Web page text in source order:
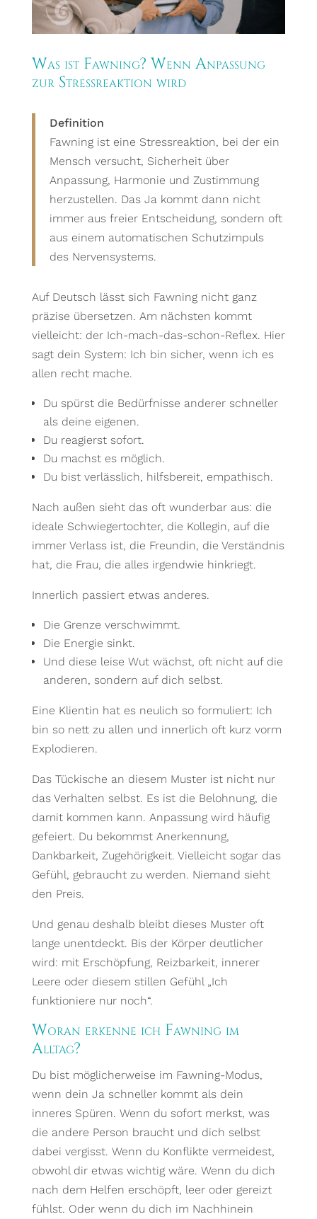
Was ist Fawning? Wenn Anpassung
zur Stressreaktion wird
Definition
Fawning ist eine Stressreaktion, bei der ein
Mensch versucht, Sicherheit über
Anpassung, Harmonie und Zustimmung
herzustellen. Das Ja kommt dann nicht
immer aus freier Entscheidung, sondern oft
aus einem automatischen Schutzimpuls
des Nervensystems.
Auf Deutsch lässt sich Fawning nicht ganz
präzise übersetzen. Am nächsten kommt
vielleicht: der Ich-mach-das-schon-Reflex. Hier
sagt dein System: Ich bin sicher, wenn ich es
allen recht mache.
Du spürst die Bedürfnisse anderer schneller
als deine eigenen.
Du reagierst sofort.
Du machst es möglich.
Du bist verlässlich, hilfsbereit, empathisch.
Nach außen sieht das oft wunderbar aus: die
ideale Schwiegertochter, die Kollegin, auf die
immer Verlass ist, die Freundin, die Verständnis
hat, die Frau, die alles irgendwie hinkriegt.
Innerlich passiert etwas anderes.
Die Grenze verschwimmt.
Die Energie sinkt.
Und diese leise Wut wächst, oft nicht auf die
anderen, sondern auf dich selbst.
Eine Klientin hat es neulich so formuliert: Ich
bin so nett zu allen und innerlich oft kurz vorm
Explodieren.
Das Tückische an diesem Muster ist nicht nur
das Verhalten selbst. Es ist die Belohnung, die
damit kommen kann. Anpassung wird häufig
gefeiert. Du bekommst Anerkennung,
Dankbarkeit, Zugehörigkeit. Vielleicht sogar das
Gefühl, gebraucht zu werden. Niemand sieht
den Preis.
Und genau deshalb bleibt dieses Muster oft
lange unentdeckt. Bis der Körper deutlicher
wird: mit Erschöpfung, Reizbarkeit, innerer
Leere oder diesem stillen Gefühl „Ich
funktioniere nur noch“.
Woran erkenne ich Fawning im
Alltag?
Du bist möglicherweise im Fawning-Modus,
wenn dein Ja schneller kommt als dein
inneres Spüren. Wenn du sofort merkst, was
die andere Person braucht und dich selbst
dabei vergisst. Wenn du Konflikte vermeidest,
obwohl dir etwas wichtig wäre. Wenn du dich
nach dem Helfen erschöpft, leer oder gereizt
fühlst. Oder wenn du dich im Nachhinein